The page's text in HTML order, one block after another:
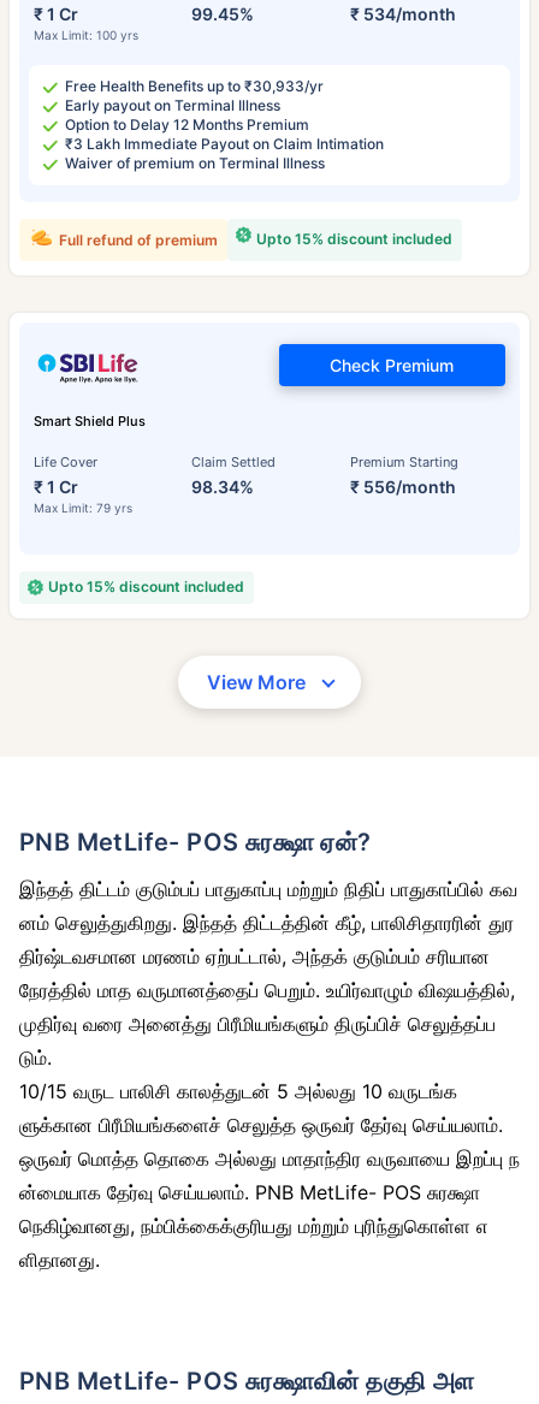
₹ 1 Cr
Max Limit: 100 yrs
99.45% ₹ 534/month
Free Health Benefits up to ₹30,933/yr
Early payout on Terminal Illness
Option to Delay 12 Months Premium
₹3 Lakh Immediate Payout on Claim Intimation
Waiver of premium on Terminal Illness
Upto 15% discount included
Full refund of premium
Smart Shield Plus
Life Cover
₹ 1 Cr
Max Limit: 79 yrs
Claim Settled
98.34%
Premium Starting
₹ 556/month
Check Premium
Upto 15% discount included
View More
PNB MetLife- POS சுரக்ஷா ஏன்?
இந்தத் திட்டம் குடும்பப் பாதுகாப்பு மற்றும் நிதிப் பாதுகாப்பில் கவ
னம் செலுத்துகிறது. இந்தத் திட்டத்தின் கீழ், பாலிசிதாரரின் துர
திர்ஷ்டவசமான மரணம் ஏற்பட்டால், அந்தக் குடும்பம் சரியான
நேரத்தில் மாத வருமானத்தைப் பெறும். உயிர்வாழும் விஷயத்தில்,
முதிர்வு வரை அனைத்து பிரீமியங்களும் திருப்பிச் செலுத்தப்ப
டும்.
10/15 வருட பாலிசி காலத்துடன் 5 அல்லது 10 வருடங்க
ளுக்கான பிரீமியங்களைச் செலுத்த ஒருவர் தேர்வு செய்யலாம்.
ஒருவர் மொத்த தொகை அல்லது மாதாந்திர வருவாயை இறப்பு ந
ன்மையாக தேர்வு செய்யலாம். PNB MetLife- POS சுரக்ஷா
நெகிழ்வானது, நம்பிக்கைக்குரியது மற்றும் புரிந்துகொள்ள எ
ளிதானது.
PNB MetLife- POS சுரக்ஷாவின் தகுதி அள